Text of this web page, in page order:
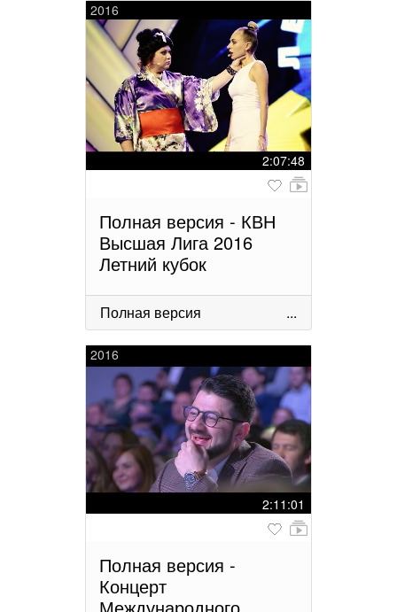
2016
2:07:48
Полная версия - КВН
Высшая Лига 2016
Летний кубок
Полная версия ...
2016
2:11:01
Полная версия -
Концерт